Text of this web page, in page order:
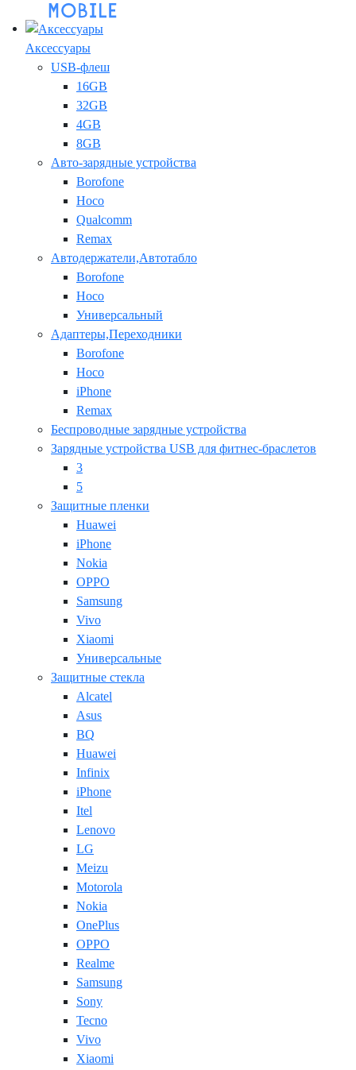
Аксессуары
USB-флеш
16GB
32GB
4GB
8GB
Авто-зарядные устройства
Borofone
Hoco
Qualcomm
Remax
Автодержатели,Автотабло
Borofone
Hoco
Универсальный
Адаптеры,Переходники
Borofone
Hoco
iPhone
Remax
Беспроводные зарядные устройства
Зарядные устройства USB для фитнес-браслетов
3
5
Защитные пленки
Huawei
iPhone
Nokia
OPPO
Samsung
Vivo
Xiaomi
Универсальные
Защитные стекла
Alcatel
Asus
BQ
Huawei
Infinix
iPhone
Itel
Lenovo
LG
Meizu
Motorola
Nokia
OnePlus
OPPO
Realme
Samsung
Sony
Tecno
Vivo
Xiaomi